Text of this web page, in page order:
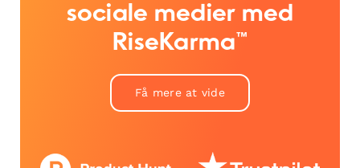
sociale medier med
RiseKarma™
Få mere at vide